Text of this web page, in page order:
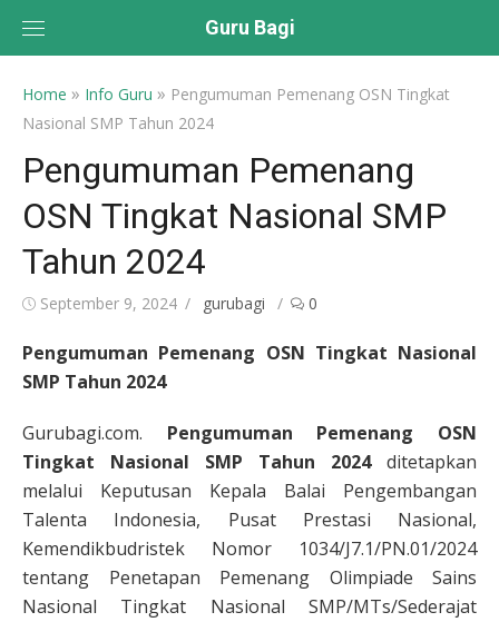
Guru Bagi
Home » Info Guru » Pengumuman Pemenang OSN Tingkat
Nasional SMP Tahun 2024
Pengumuman Pemenang
OSN Tingkat Nasional SMP
Tahun 2024
Posted
September 9, 2024 Author
gurubagi 0
Pengumuman Pemenang OSN Tingkat Nasional
SMP Tahun 2024
Gurubagi.com. Pengumuman Pemenang OSN
Tingkat Nasional SMP Tahun 2024ditetapkan
melalui Keputusan Kepala Balai Pengembangan
Talenta Indonesia, Pusat Prestasi Nasional,
Kemendikbudristek Nomor 1034/J7.1/PN.01/2024
tentang Penetapan Pemenang Olimpiade Sains
Nasional Tingkat Nasional SMP/MTs/Sederajat